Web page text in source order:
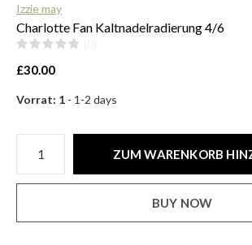
Izzie may
Charlotte Fan Kaltnadelradierung 4/6
£30.00
Vorrat: 1 - 1-2 days
ZUM WARENKORB
BUY NOW